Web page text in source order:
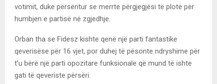
votimit, duke përsëritur se merrte përgjegjësi të plotë për
humbjen e partisë në zgjedhje.
Orban tha se Fidesz kishte qenë një parti fantastike
qeverisëse për 16 vjet, por duhej të pësonte ndryshime për
t’u bërë një parti opozitare funksionale që mund të ishte
gati të qeveriste përsëri.